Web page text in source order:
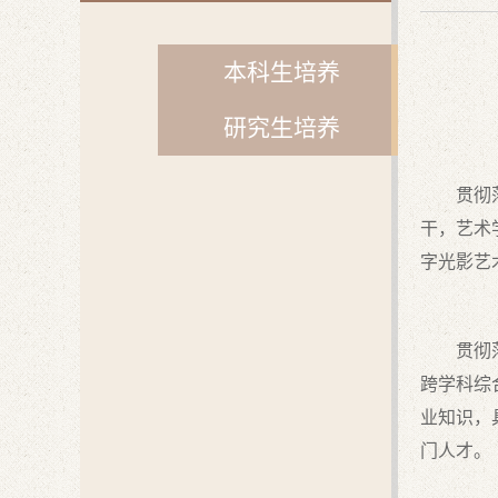
本科生培养
研究生培养
贯彻
干，艺术
字光影艺
贯彻
跨学科综
业知识，
⻔⼈才。